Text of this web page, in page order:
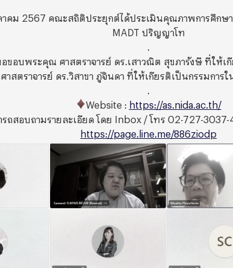
าคม 2567 คณะสถิติประยุกต์ได้ประเมินคุณภาพการศึกษ
MADT ปริญญาโท
อขอบพระคุณ ศาสตราจารย์ ดร.เสาวณิต สุขภารังษี ที่ให้เ
าสตราจารย์ ดร.วิสาขา ภู่จินดา ที่ให้เกียรติเป็นกรรมการใ
Website : https://as.nida.ac.th/
รถสอบถามรายละเอียด โดย Inbox / โทร 02-727-3037-
https://page.line.me/886ziodp